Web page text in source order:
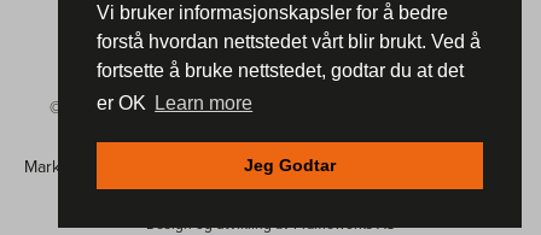
Vi bruker informasjonskapsler for å bedre
forstå hvordan nettstedet vårt blir brukt. Ved å
fortsette å bruke nettstedet, godtar du at det
er OK
Learn more
Jeg Godtar
© Markedsforum 2026 |Informasjonskapsler (cookies)
Markedsforum, Postboks 105
,4801 ARENDAL | Mobil: 901 48 234 |
E-post:post@markedsforum.com